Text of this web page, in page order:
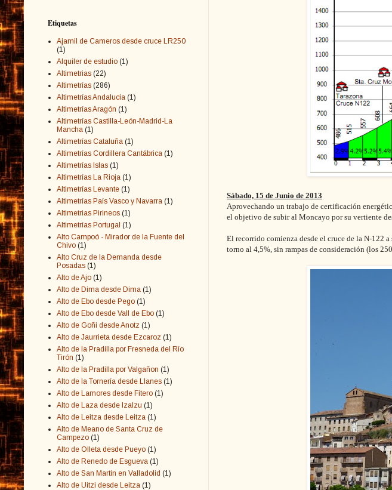
Sábado, 15 de Junio de 2013
Aprovechando un trabajo de certificación
el objetivo de subir al Moncayo por su vertiente
El recorrido comienza desde el cruce de la N-122
torno al 4,5%, sin rampas de consideración (los
Etiquetas
Ajamil de Cameros desde cruce LR250
(1)
Alquiler de estudio (1)
Altimetrias (22)
Altimetrías (286)
Altimetrías Andalucía (1)
Altimetrías Aragón (1)
Altimetrías Castilla-León-Madrid-La
Mancha (1)
Altimetrías Cataluña (1)
Altimetrías Cordillera Cantábrica (1)
Altimetrías Islas (1)
Altimetrías La Rioja (1)
Altimetrías Levante (1)
Altimetrías País Vasco y Navarra (1)
Altimetrias Pirineos (1)
Altimetrías Portugal (1)
Alto Campoó - Mirador de la Fuente del
Chivo (1)
Alto Cruz de la Demanda desde
Posadas (1)
Alto de Ajo (1)
Alto de Dima desde Dima (1)
Alto de Ebo desde Pego (1)
Alto de Ebo desde Vall de Ebo (1)
Alto de Goñi desde Anotz (1)
Alto de Jaurrieta desde Ezcaroz (1)
Alto de la Pradilla por Fresneda del Río
Tirón (1)
Alto de la Pradilla por Valgañon (1)
Alto de la Tornería desde Llanes (1)
Alto de Lamores desde Fitero (1)
Alto de Laza desde Izalzu (1)
Alto de Leitza desde Leitza (1)
Alto de Meano de Santa Cruz de
Campezo (1)
Alto de Olleta desde Pueyo (1)
Alto de Renedo de Esgueva (1)
Alto de San Martín en Valladolid (1)
Alto de Uitzi desde Leitza (1)